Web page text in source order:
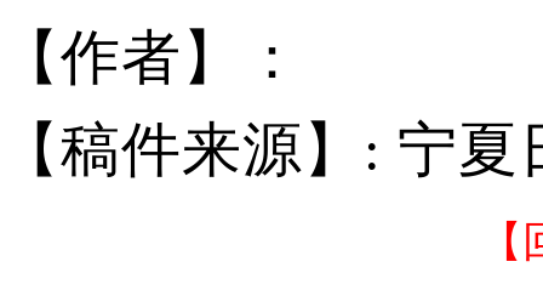
【作者】：
【稿件来源】: 宁夏
【